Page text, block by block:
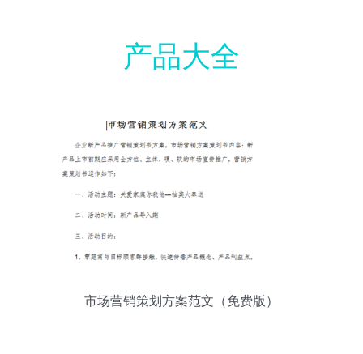
产品大全
市场营销策划方案范文（免费版）